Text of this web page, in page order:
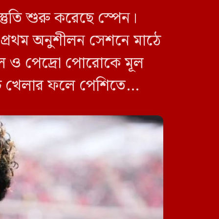
নদীতে পড়ে ৩ লাখ টাকার গরুর
মৃত্যু
মদনে জাসাসের কর্মী সম্মেলন
শুরু করেছে স্পেন।
অনুশীলন সেশনে মাঠে
ও পেদ্রো পোরোকে মূল
খেলার ফলে পেশিতে